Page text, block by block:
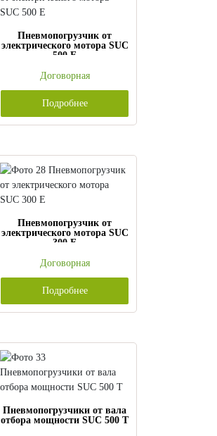
Пневмопогрузчик от
электрического мотора SUC
500 E
Договорная
Подробнее
Пневмопогрузчик от
электрического мотора SUC
300 E
Договорная
Подробнее
Пневмопогрузчики от вала
отбора мощности SUC 500 T